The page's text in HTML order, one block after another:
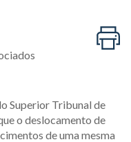
Superior Tribunal de
o deslocamento de
de uma mesma